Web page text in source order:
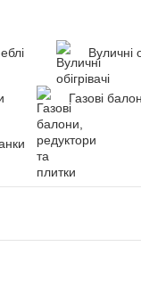
Вуличні
Газові